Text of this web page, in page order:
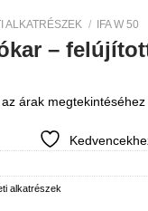
ALKATRÉSZEK / IFA W 50
–
árak
alkatrészek